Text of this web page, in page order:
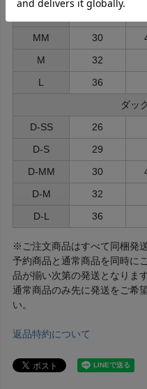
MM
30
M
32
L
36
ダッ
D-SS
26
D-S
29
D-MM
30
D-M
32
D-L
36
※ご注文商品はすべて同梱発
予約商品と通常商品を同時に
品が揃い次第の発送となります
通常商品のみ先に発送をご希
い。
返品特約について